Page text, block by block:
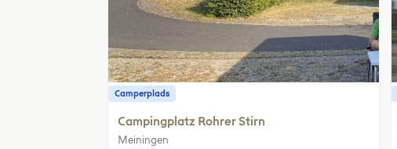
Camperplads
Campingplatz Rohrer Stirn
Meiningen